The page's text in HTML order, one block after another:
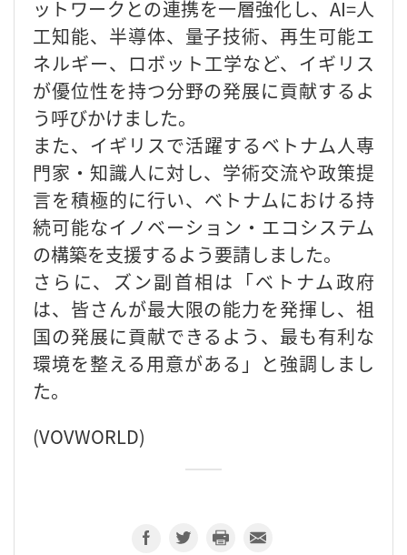
ットワークとの連携を一層強化し、AI=人
工知能、半導体、量子技術、再生可能エ
ネルギー、ロボット工学など、イギリス
が優位性を持つ分野の発展に貢献するよ
う呼びかけました。
また、イギリスで活躍するベトナム人専
門家・知識人に対し、学術交流や政策提
言を積極的に行い、ベトナムにおける持
続可能なイノベーション・エコシステム
の構築を支援するよう要請しました。
さらに、ズン副首相は「ベトナム政府
は、皆さんが最大限の能力を発揮し、祖
国の発展に貢献できるよう、最も有利な
環境を整える用意がある」と強調しまし
た。
(VOVWORLD)